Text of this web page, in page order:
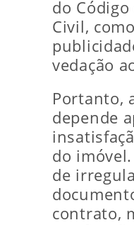
do Código
Civil,
vedação
Portanto,
depende
do
de
contrato,